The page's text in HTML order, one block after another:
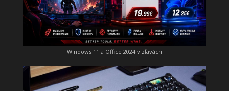
Windows 11 a Office 2024 v zľavách